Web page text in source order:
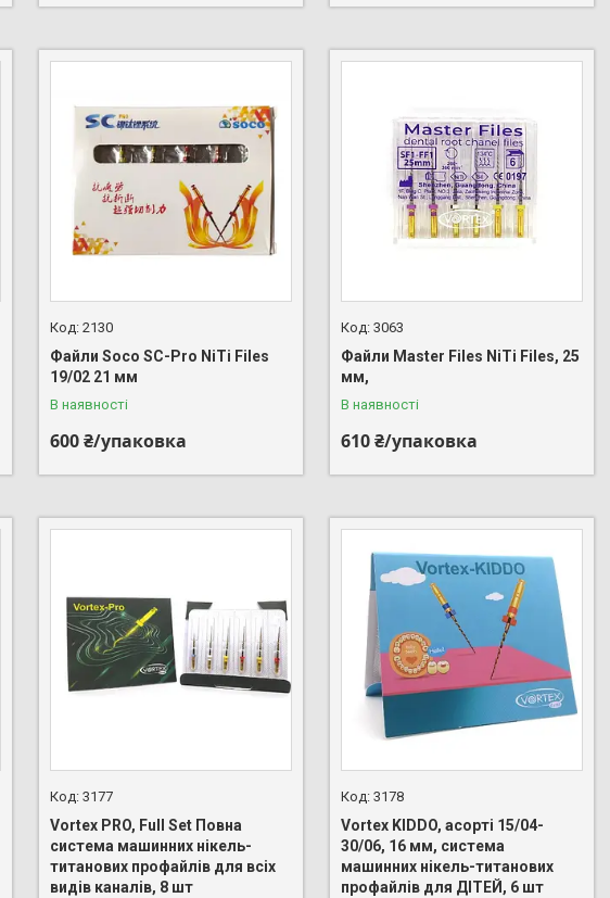
2130
Файли Soco SC-Pro NiTi Files
19/02 21 мм
В наявності
600 ₴/упаковка
3063
Файли Master Files NiTi Files, 25
мм,
В наявності
610 ₴/упаковка
3177
Vortex PRO, Full Set Повна
система машинних нікель-
титанових профайлів для всіх
видів каналів, 8 шт
3178
Vortex KIDDO, асорті 15/04-
30/06, 16 мм, система
машинних нікель-титанових
профайлів для ДІТЕЙ, 6 шт